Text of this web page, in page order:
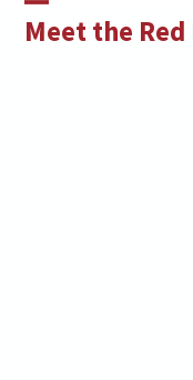
Meet the
Open
Close